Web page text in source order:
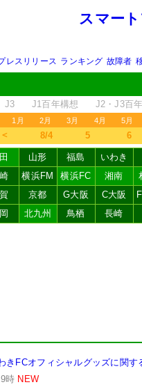
スマー
レスリリース ランキング 故障者
J3 J1百年構想 J2・J3百
1月 2月 3月 4月 5月
＜ 8/4 5 6
山形 福島
いわき
横浜FM 横浜FC 湘南
京都 G大阪 C大阪
北九州 鳥栖 長崎
きFCオフィシャルグッズに関
時 NEW